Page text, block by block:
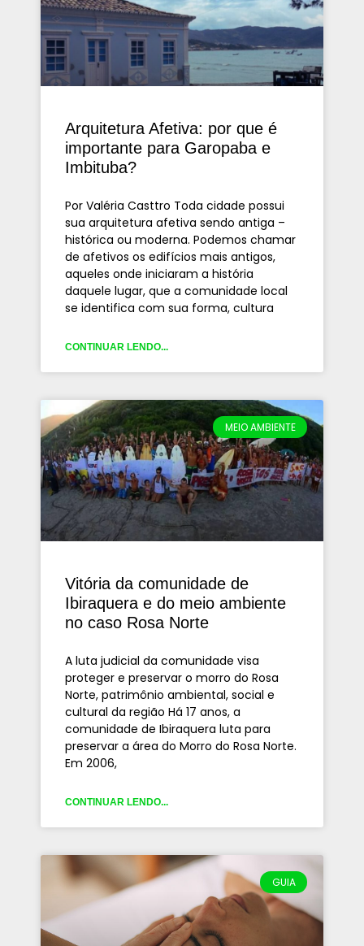
Arquitetura Afetiva: por que é
importante para Garopaba e
Imbituba?
Por Valéria Casttro Toda cidade possui
sua arquitetura afetiva sendo antiga –
histórica ou moderna. Podemos chamar
de afetivos os edifícios mais antigos,
aqueles onde iniciaram a história
daquele lugar, que a comunidade local
se identifica com sua forma, cultura
CONTINUAR LENDO...
MEIO AMBIENTE
Vitória da comunidade de
Ibiraquera e do meio ambiente
no caso Rosa Norte
A luta judicial da comunidade visa
proteger e preservar o morro do Rosa
Norte, patrimônio ambiental, social e
cultural da região Há 17 anos, a
comunidade de Ibiraquera luta para
preservar a área do Morro do Rosa Norte.
Em 2006,
CONTINUAR LENDO...
GUIA